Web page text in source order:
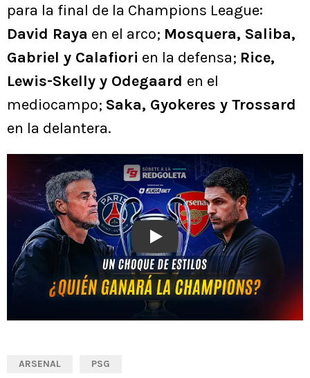
para la final de la Champions League:
David Raya en el arco; Mosquera, Saliba,
Gabriel y Calafiori en la defensa; Rice,
Lewis-Skelly y Odegaard en el
mediocampo; Saka, Gyokeres y Trossard
en la delantera.
Play
ARSENAL PSG